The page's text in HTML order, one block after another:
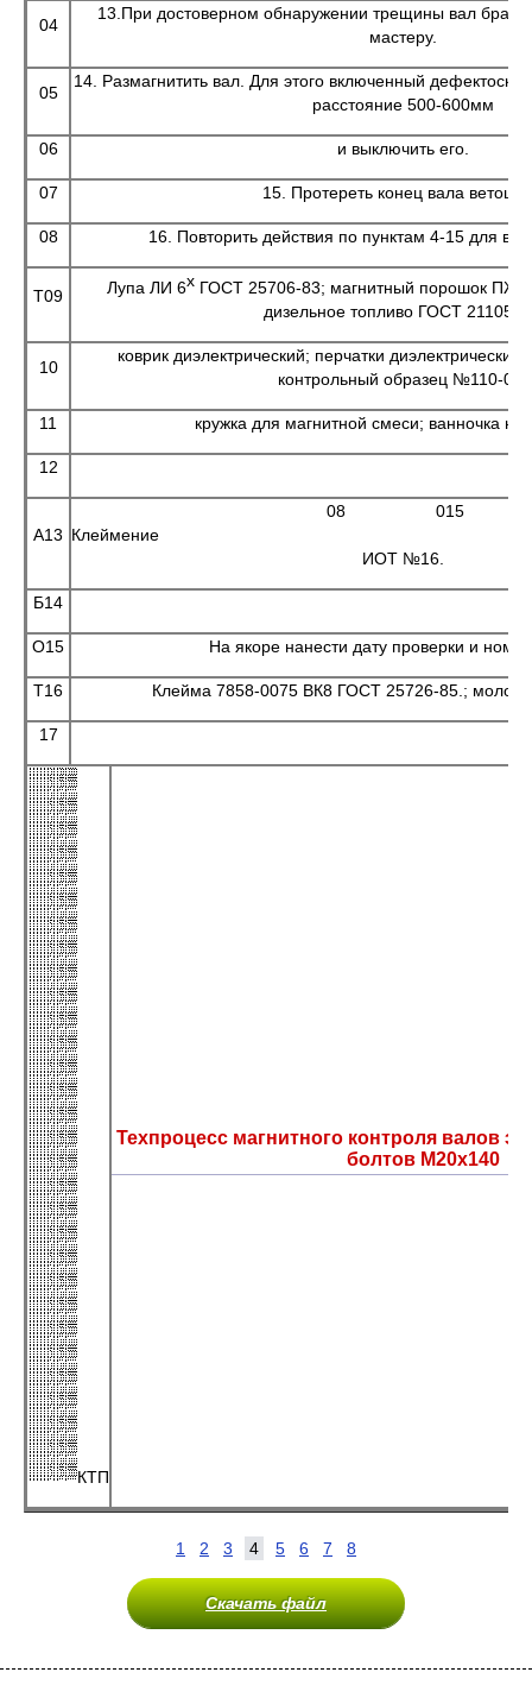
04
13.При достоверном обнаружении трещины вал
мастеру.
05
14. Размагнитить вал. Для этого включенный
расстояние 500-600мм
06 и выключить его.
07 15. Протереть конец вала
08 16. Повторить действия по пунктам 4-15 для
Т09 Лупа ЛИ 6х ГОСТ 25706-83; магнитный порошок
дизельное топливо ГОСТ 21105-
10
коврик диэлектрический; перчатки
контрольный образец №110-05;
11 кружка для магнитной смеси; ванночка
12
А13
08 015
ИОТ №16.
Б14
О15 На якоре нанести дату проверки и
Т16 Клейма 7858-0075 ВК8 ГОСТ 25726-85.;
17
КТП
Техпроцесс магнитного контроля валов
болтов М20х140
1 2 3 4 5 6 7 8
Скачать файл